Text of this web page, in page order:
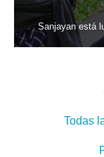
Sanjayan está
Todas